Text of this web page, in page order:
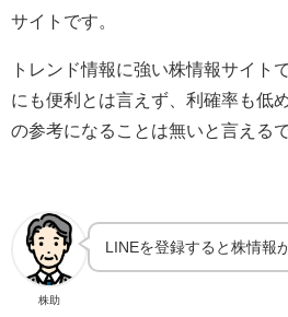
サイトです。
トレンド情報に強い株情報サイト
にも便利とは言えず、利確率も低
の参考になることは無いと言える
株助
LINEを登録すると株情報